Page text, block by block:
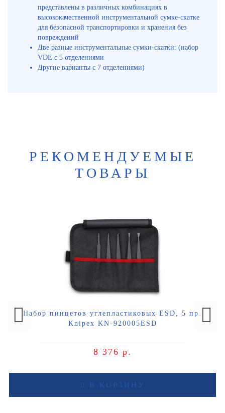
представлены в различных комбинациях в
высококачественной инструментальной сумке-скатке
для безопасной транспортировки и хранения без
повреждений
Две разные инструментальные сумки-скатки: (набор
VDE с 5 отделениями
Другие варианты с 7 отделениями)
РЕКОМЕНДУЕМЫЕ
ТОВАРЫ
Набор пинцетов углепластиковых ESD, 5 пр.
Knipex KN-920005ESD
8 376 р.
В КОРЗИНУ